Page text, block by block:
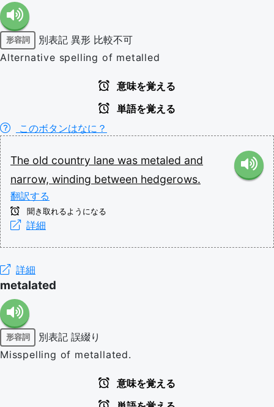
形容詞 別表記 異形 比較不可
Alternative spelling of metalled
意味を覚える
単語を覚える
このボタンはなに？
The old country lane was metaled and
narrow, winding between hedgerows.
翻訳する
聞き取れるようになる
詳細
詳細
metalated
形容詞 別表記 誤綴り
Misspelling of metallated.
意味を覚える